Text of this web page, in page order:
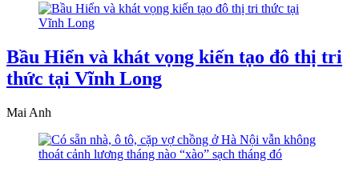
Bầu Hiển và khát vọng kiến tạo đô thị tri
thức tại Vĩnh Long
Mai Anh